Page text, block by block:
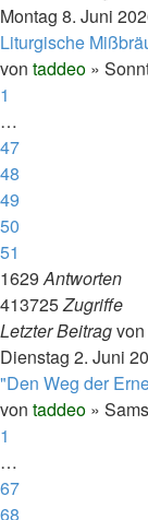
Montag 8. Juni
Liturgische
von taddeo »
1
…
47
48
49
50
51
1629Antworten
413725Zugriffe
Letzter Beitragvon
Dienstag 2. Juni
"Den Weg der
von taddeo »
1
…
67
68